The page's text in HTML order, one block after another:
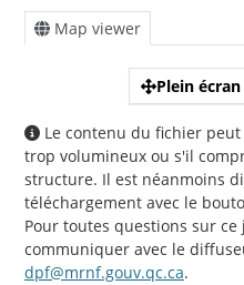
Map viewer
Plein écran
Le contenu du fichier
trop volumineux ou s'il
structure. Il est néanmoins
téléchargement avec le
Pour toutes questions sur
communiquer avec le
dpf@mrnf.gouv.qc.ca.